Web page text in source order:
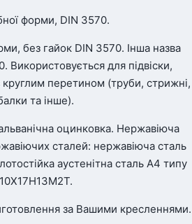
форми, DIN 3570.
без гайок DIN 3570. Інша назва
Використовується для підвіски,
перетином (труби, стрижні,
та інше).
оцинковка. Нержавіюча
сталей: нержавіюча сталь
аустенітна сталь А4 типу
10Х17Н13М2Т.
за Вашими кресленнями.